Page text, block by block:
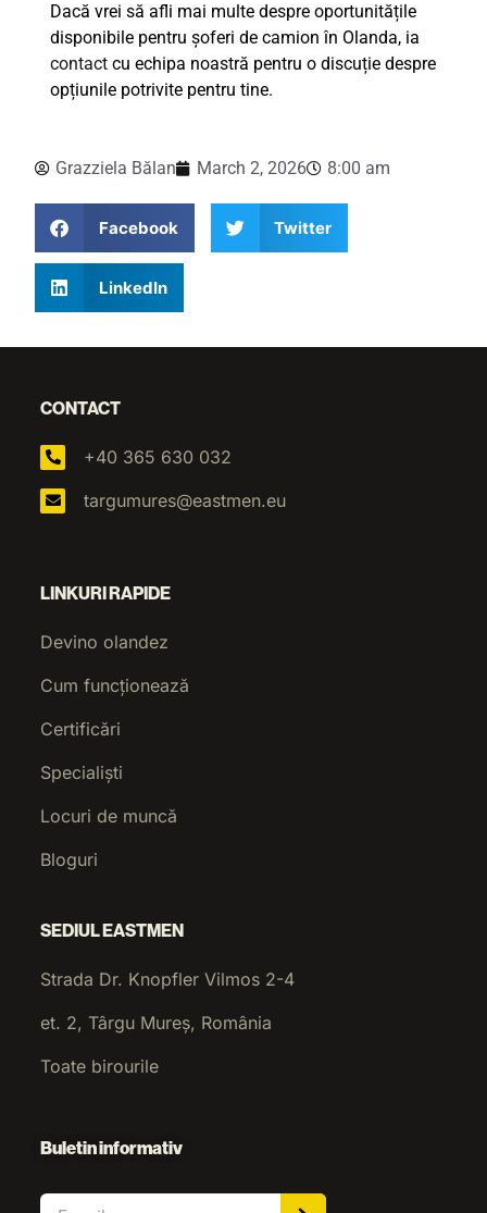
Dacă vrei să afli mai multe despre oportunitățile
disponibile pentru șoferi de camion în Olanda, ia
contact cu echipa noastră pentru o discuție despre
opțiunile potrivite pentru tine.
Grazziela Bălan March 2, 2026 8:00 am
Facebook Twitter
LinkedIn
CONTACT
+40 365 630 032
targumures@eastmen.eu
LINKURI RAPIDE
Devino olandez
Cum funcționează
Certificări
Specialiști
Locuri de muncă
Bloguri
SEDIUL EASTMEN
Strada Dr. Knopfler Vilmos 2-4
et. 2, Târgu Mureș, România
Toate birourile
Buletin informativ